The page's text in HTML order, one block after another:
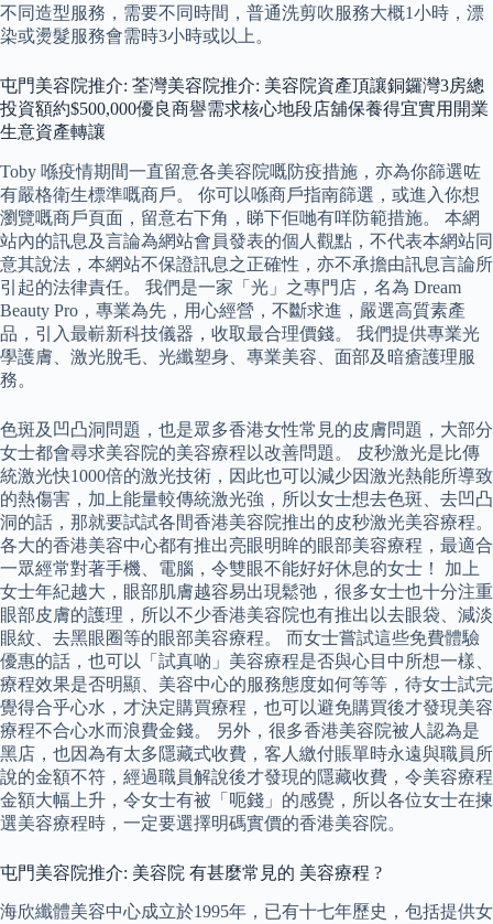
不同造型服務，需要不同時間，普通洗剪吹服務大概1小時，漂
染或燙髮服務會需時3小時或以上。
屯門美容院推介: 荃灣美容院推介: 美容院資產頂讓銅鑼灣3房總
投資額約$500,000優良商譽需求核心地段店舖保養得宜實用開業
生意資產轉讓
Toby 喺疫情期間一直留意各美容院嘅防疫措施，亦為你篩選咗
有嚴格衛生標準嘅商戶。 你可以喺商戶指南篩選，或進入你想
瀏覽嘅商戶頁面，留意右下角，睇下佢哋有咩防範措施。 本網
站內的訊息及言論為網站會員發表的個人觀點，不代表本網站同
意其說法，本網站不保證訊息之正確性，亦不承擔由訊息言論所
引起的法律責任。 我們是一家「光」之專門店，名為 Dream
Beauty Pro，專業為先，用心經營，不斷求進，嚴選高質素產
品，引入最嶄新科技儀器，收取最合理價錢。 我們提供專業光
學護膚、激光脫毛、光纖塑身、專業美容、面部及暗瘡護理服
務。
色斑及凹凸洞問題，也是眾多香港女性常見的皮膚問題，大部分
女士都會尋求美容院的美容療程以改善問題。 皮秒激光是比傳
統激光快1000倍的激光技術，因此也可以減少因激光熱能所導致
的熱傷害，加上能量較傳統激光強，所以女士想去色斑、去凹凸
洞的話，那就要試試各間香港美容院推出的皮秒激光美容療程。
各大的香港美容中心都有推出亮眼明眸的眼部美容療程，最適合
一眾經常對著手機、電腦，令雙眼不能好好休息的女士！ 加上
女士年紀越大，眼部肌膚越容易出現鬆弛，很多女士也十分注重
眼部皮膚的護理，所以不少香港美容院也有推出以去眼袋、減淡
眼紋、去黑眼圈等的眼部美容療程。 而女士嘗試這些免費體驗
優惠的話，也可以「試真啲」美容療程是否與心目中所想一樣、
療程效果是否明顯、美容中心的服務態度如何等等，待女士試完
覺得合乎心水，才決定購買療程，也可以避免購買後才發現美容
療程不合心水而浪費金錢。 另外，很多香港美容院被人認為是
黑店，也因為有太多隱藏式收費，客人繳付賬單時永遠與職員所
說的金額不符，經過職員解說後才發現的隱藏收費，令美容療程
金額大幅上升，令女士有被「呃錢」的感覺，所以各位女士在揀
選美容療程時，一定要選擇明碼實價的香港美容院。
屯門美容院推介: 美容院 有甚麼常見的 美容療程 ?
海欣纖體美容中心成立於1995年，已有十七年歷史，包括提供女